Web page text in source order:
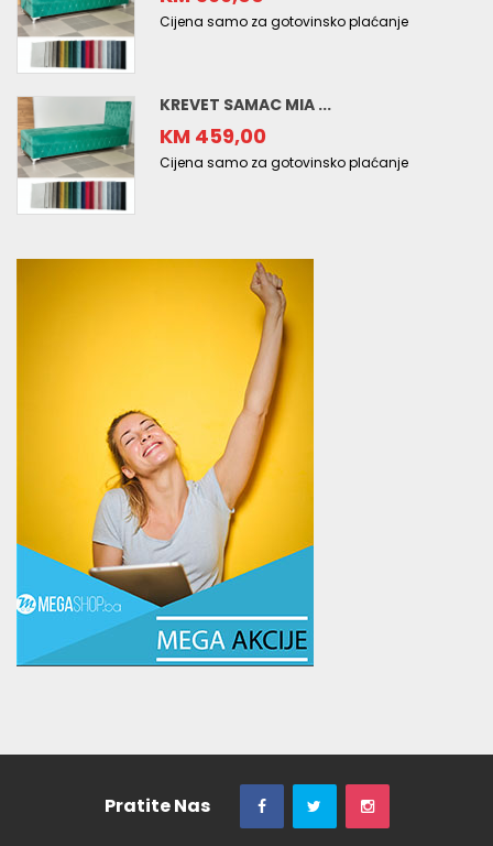
Cijena samo za gotovinsko plaćanje
KREVET SAMAC MIA ...
KM 459,00
Cijena samo za gotovinsko plaćanje
Pratite Nas